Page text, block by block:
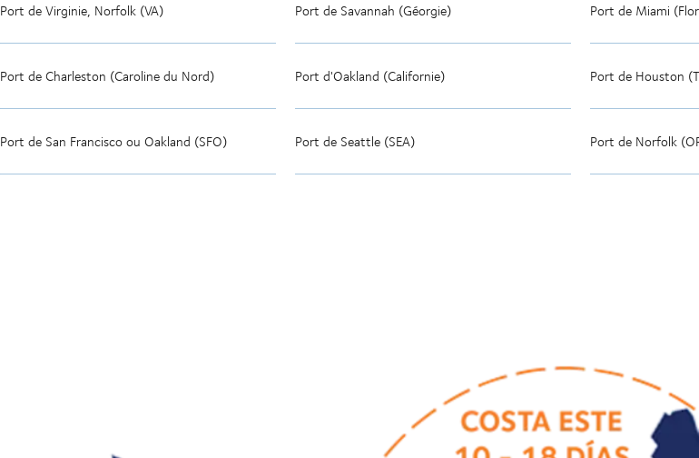
Port de Virginie, Norfolk (VA) Port de Savannah (Géorgie) Port de Miami
Port de Charleston (Caroline du Nord) Port d'Oakland (Californie) Port de Houston
Port de San Francisco ou Oakland (SFO) Port de Seattle (SEA) Port de Norfolk